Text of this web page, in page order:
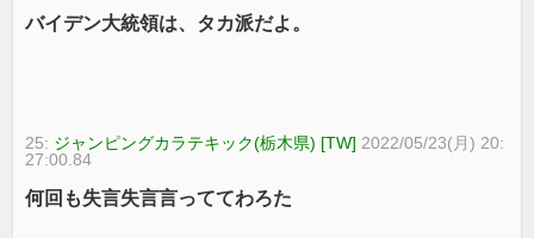
バイデン大統領は、タカ派だよ。
25: ジャンピングカラテキック(栃木県) [TW] 2022/05/23(月) 20:
27:00.84
何回も失言失言言っててわろた